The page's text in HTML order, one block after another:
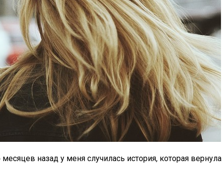
назад у меня случилась история, которая вернула